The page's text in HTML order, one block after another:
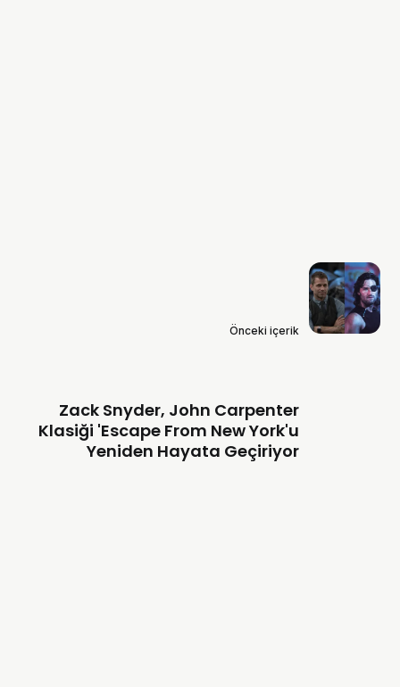
Önceki içerik
Zack Snyder, John Carpenter
Klasiği 'Escape From New York'u
Yeniden Hayata Geçiriyor